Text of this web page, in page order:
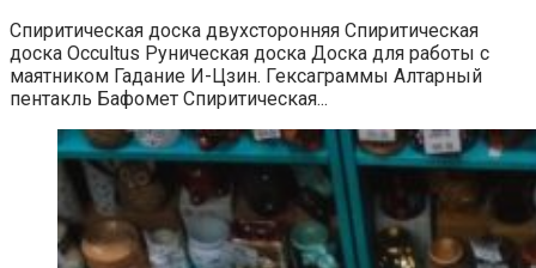
Спиритическая доска двухсторонняя Спиритическая
доска Occultus Руническая доска Доска для работы с
маятником Гадание И-Цзин. Гексаграммы Алтарный
пентакль Бафомет Спиритическая...